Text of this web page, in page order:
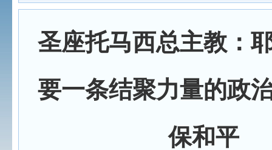
圣座托马西总主教：
要一条结聚力量的政
保和平